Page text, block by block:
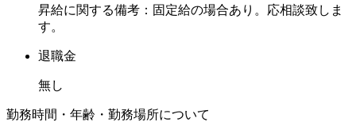
昇給に関する備考：固定給の場合あり。応相談致しま
す。
退職金
無し
勤務時間・年齢・勤務場所について